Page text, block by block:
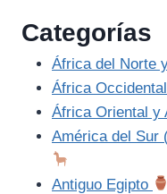
Categorías
África del Norte
África
África Oriental y
América del Sur
Antiguo Egipto